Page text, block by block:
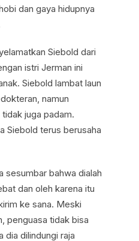
dan gaya hidupnya
Siebold dari
istri Jerman ini
Siebold lambat laun
namun
juga padam.
Siebold terus berusaha
sesumbar bahwa dialah
dan oleh karena itu
ke sana. Meski
penguasa tidak bisa
dia dilindungi raja